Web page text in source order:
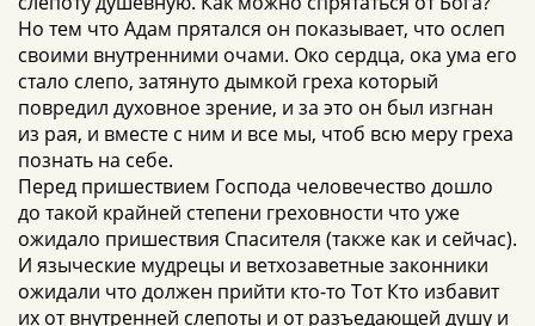
Но тем что Адам прятался он показывает, что ослеп
своими внутренними очами. Око сердца, ока ума его
стало слепо, затянуто дымкой греха который
повредил духовное зрение, и за это он был изгнан
из рая, и вместе с ним и все мы, чтоб всю меру греха
познать на себе.
Перед пришествием Господа человечество дошло
до такой крайней степени греховности что уже
ожидало пришествия Спасителя (также как и сейчас).
И языческие мудрецы и ветхозаветные законники
ожидали что должен прийти кто-то Тот Кто избавит
их от внутренней слепоты и от разъедающей душу и